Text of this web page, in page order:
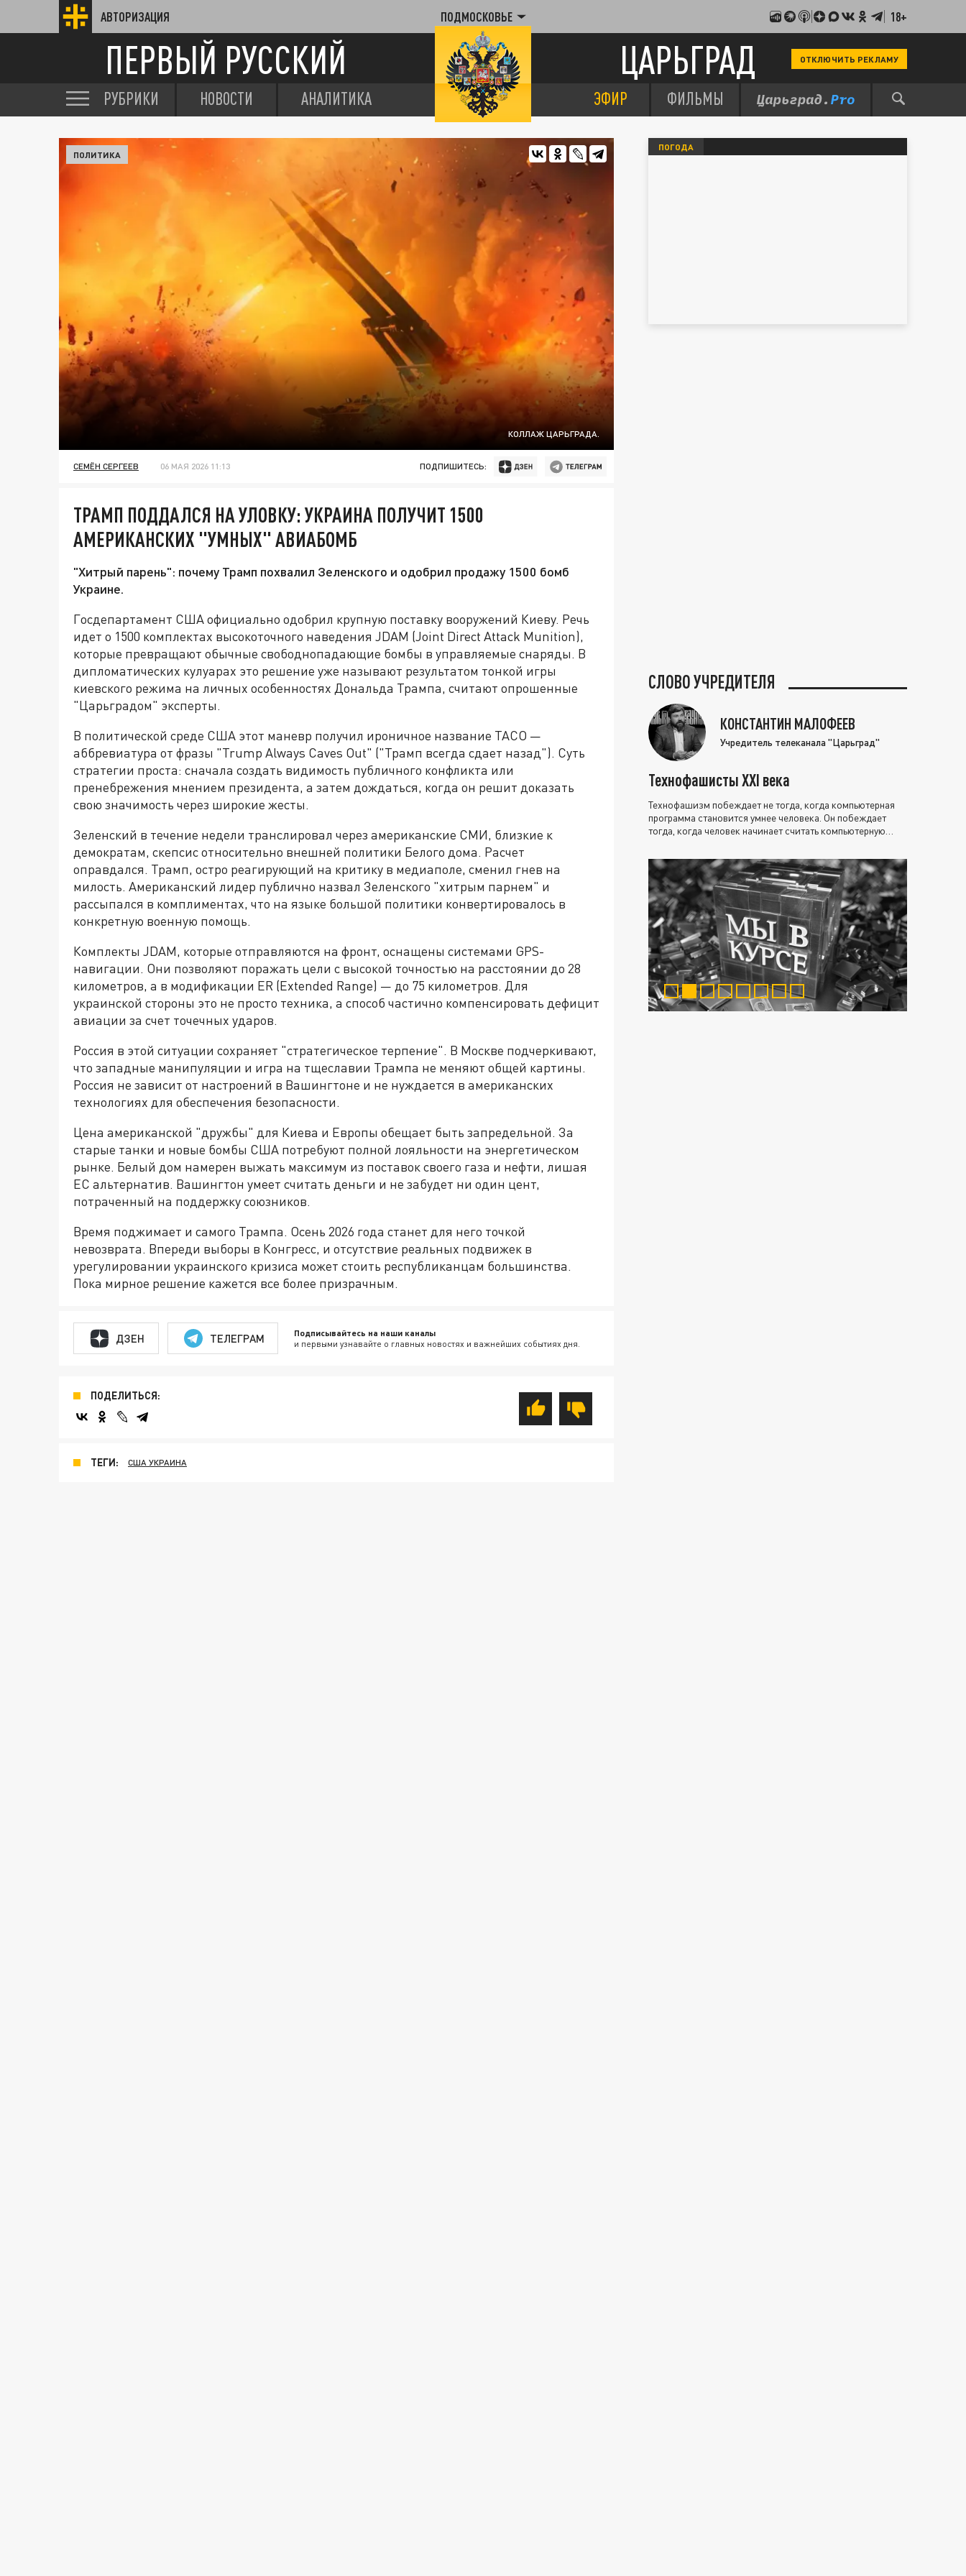
АВТОРИЗАЦИЯ ПОДМОСКОВЬЕ 18+
ПЕРВЫЙ РУССКИЙ ЦАРЬГРАД ОТКЛЮЧИТЬ РЕКЛАМУ
РУБРИКИ НОВОСТИ АНАЛИТИКА ЭФИР ФИЛЬМЫ
КОЛЛАЖ ЦАРЬГРАДА.
ПОЛИТИКА
СЕМЁН СЕРГЕЕВ 06 МАЯ 2026 11:13 ПОДПИШИТЕСЬ:
ТРАМП ПОДДАЛСЯ НА УЛОВКУ: УКРАИНА ПОЛУЧИТ 1500
АМЕРИКАНСКИХ "УМНЫХ" АВИАБОМБ
"Хитрый парень": почему Трамп похвалил Зеленского и одобрил продажу 1500 бомб
Украине.
Госдепартамент США официально одобрил крупную поставку вооружений Киеву. Речь
идет о 1500 комплектах высокоточного наведения JDAM (Joint Direct Attack Munition),
которые превращают обычные свободнопадающие бомбы в управляемые снаряды. В
дипломатических кулуарах это решение уже называют результатом тонкой игры
киевского режима на личных особенностях Дональда Трампа, считают опрошенные
"Царьградом" эксперты.
В политической среде США этот маневр получил ироничное название TACO —
аббревиатура от фразы "Trump Always Caves Out" ("Трамп всегда сдает назад"). Суть
стратегии проста: сначала создать видимость публичного конфликта или
пренебрежения мнением президента, а затем дождаться, когда он решит доказать
свою значимость через широкие жесты.
Зеленский в течение недели транслировал через американские СМИ, близкие к
демократам, скепсис относительно внешней политики Белого дома. Расчет
оправдался. Трамп, остро реагирующий на критику в медиаполе, сменил гнев на
милость. Американский лидер публично назвал Зеленского "хитрым парнем" и
рассыпался в комплиментах, что на языке большой политики конвертировалось в
конкретную военную помощь.
Комплекты JDAM, которые отправляются на фронт, оснащены системами GPS-
навигации. Они позволяют поражать цели с высокой точностью на расстоянии до 28
километров, а в модификации ER (Extended Range) — до 75 километров. Для
украинской стороны это не просто техника, а способ частично компенсировать дефицит
авиации за счет точечных ударов.
Россия в этой ситуации сохраняет "стратегическое терпение". В Москве подчеркивают,
что западные манипуляции и игра на тщеславии Трампа не меняют общей картины.
Россия не зависит от настроений в Вашингтоне и не нуждается в американских
технологиях для обеспечения безопасности.
Цена американской "дружбы" для Киева и Европы обещает быть запредельной. За
старые танки и новые бомбы США потребуют полной лояльности на энергетическом
рынке. Белый дом намерен выжать максимум из поставок своего газа и нефти, лишая
ЕС альтернатив. Вашингтон умеет считать деньги и не забудет ни один цент,
потраченный на поддержку союзников.
Время поджимает и самого Трампа. Осень 2026 года станет для него точкой
невозврата. Впереди выборы в Конгресс, и отсутствие реальных подвижек в
урегулировании украинского кризиса может стоить республиканцам большинства.
Пока мирное решение кажется все более призрачным.
ДЗЕН ТЕЛЕГРАМ Подписывайтесь на наши каналы
и первыми узнавайте о главных новостях и важнейших событиях дня.
ПОДЕЛИТЬСЯ:
ТЕГИ: США УКРАИНА
ПОГОДА
СЛОВО УЧРЕДИТЕЛЯ
КОНСТАНТИН МАЛОФЕЕВ
Учредитель телеканала "Царьград"
Технофашисты XXI века
Технофашизм побеждает не тогда, когда компьютерная
программа становится умнее человека. Он побеждает
тогда, когда человек начинает считать компьютерную